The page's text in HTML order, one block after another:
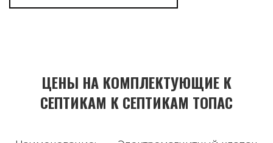
ЦЕНЫ НА КОМПЛЕКТУЮЩИЕ К
СЕПТИКАМ К СЕПТИКАМ ТОПАС